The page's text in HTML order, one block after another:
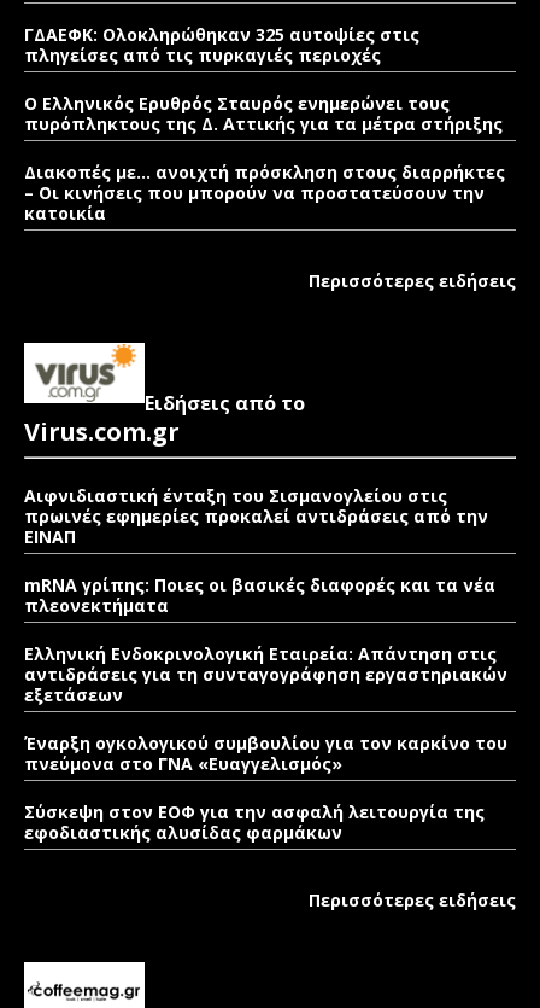
ΓΔΑΕΦΚ: Ολοκληρώθηκαν 325 αυτοψίες στις
πληγείσες από τις πυρκαγιές περιοχές
Ο Ελληνικός Ερυθρός Σταυρός ενημερώνει τους
πυρόπληκτους της Δ. Αττικής για τα μέτρα στήριξης
Διακοπές με… ανοιχτή πρόσκληση στους διαρρήκτες
– Οι κινήσεις που μπορούν να προστατεύσουν την
κατοικία
Περισσότερες ειδήσεις
Ειδήσεις από το
Virus.com.gr
Αιφνιδιαστική ένταξη του Σισμανογλείου στις
πρωινές εφημερίες προκαλεί αντιδράσεις από την
ΕΙΝΑΠ
mRNA γρίπης: Ποιες οι βασικές διαφορές και τα νέα
πλεονεκτήματα
Ελληνική Ενδοκρινολογική Εταιρεία: Απάντηση στις
αντιδράσεις για τη συνταγογράφηση εργαστηριακών
εξετάσεων
Έναρξη ογκολογικού συμβουλίου για τον καρκίνο του
πνεύμονα στο ΓΝΑ «Ευαγγελισμός»
Σύσκεψη στον ΕΟΦ για την ασφαλή λειτουργία της
εφοδιαστικής αλυσίδας φαρμάκων
Περισσότερες ειδήσεις